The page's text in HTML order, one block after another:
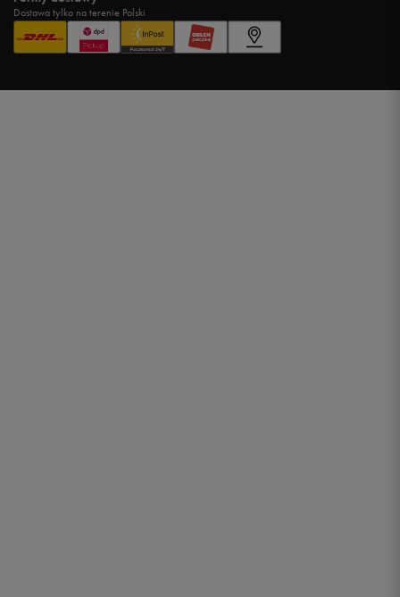
Dostawa tylko na terenie Polski